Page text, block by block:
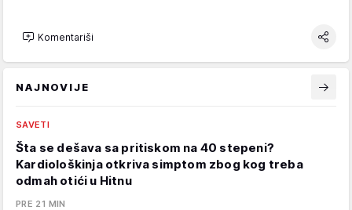
Komentariši
NAJNOVIJE
SAVETI
Šta se dešava sa pritiskom na 40 stepeni?
Kardiološkinja otkriva simptom zbog kog treba
odmah otići u Hitnu
PRE 21 MIN